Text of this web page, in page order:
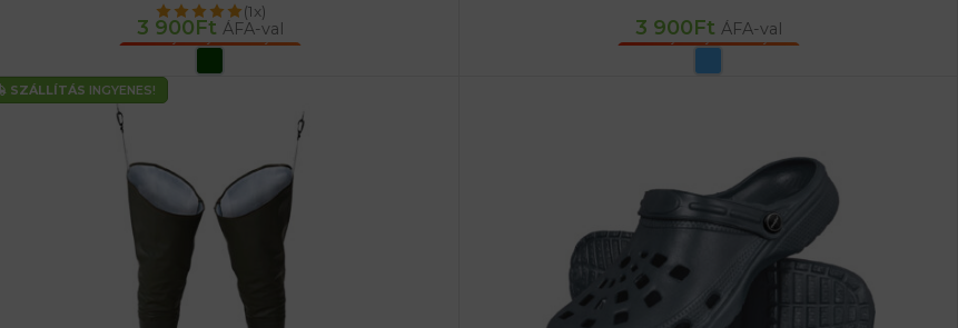
(1x)
3 900Ft ÁFA-val
OPCIÓK VÁLASZTÁSA
3 900Ft ÁFA-val
OPCIÓK VÁLASZTÁSA
SZÁLLÍTÁS INGYENES!